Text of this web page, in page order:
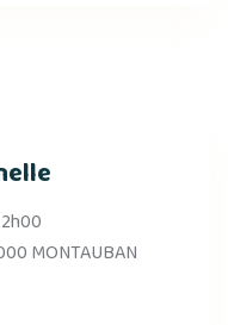
MONTAUBAN